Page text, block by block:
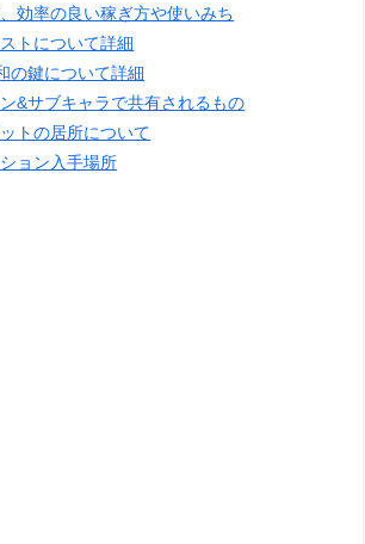
効率の良い稼ぎ方や使いみち
トについて詳細
の鍵について詳細
&サブキャラで共有されるもの
トの居所について
ョン入手場所